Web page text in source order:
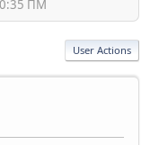
ΠΜ
User Actions